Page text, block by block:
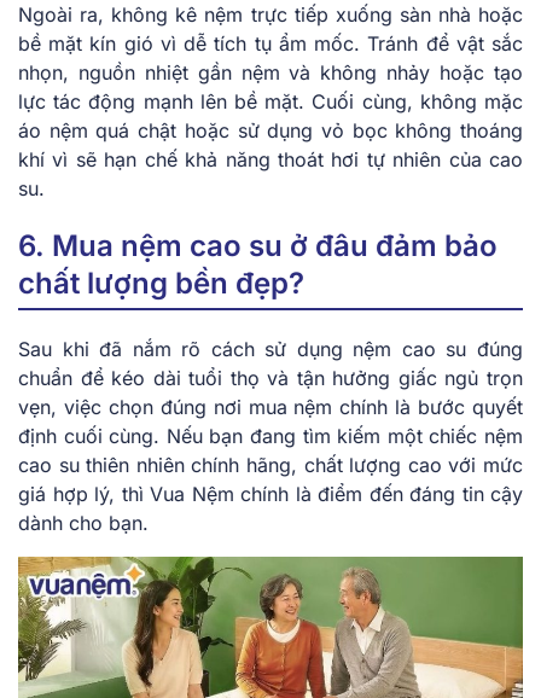
Ngoài ra, không kê nệm trực tiếp xuống sàn nhà hoặc
bề mặt kín gió vì dễ tích tụ ẩm mốc. Tránh để vật sắc
nhọn, nguồn nhiệt gần nệm và không nhảy hoặc tạo
lực tác động mạnh lên bề mặt. Cuối cùng, không mặc
áo nệm quá chật hoặc sử dụng vỏ bọc không thoáng
khí vì sẽ hạn chế khả năng thoát hơi tự nhiên của cao
su.
6. Mua nệm cao su ở đâu đảm bảo
chất lượng bền đẹp?
Sau khi đã nắm rõ cách sử dụng nệm cao su đúng
chuẩn để kéo dài tuổi thọ và tận hưởng giấc ngủ trọn
vẹn, việc chọn đúng nơi mua nệm chính là bước quyết
định cuối cùng. Nếu bạn đang tìm kiếm một chiếc nệm
cao su thiên nhiên chính hãng, chất lượng cao với mức
giá hợp lý, thì Vua Nệm chính là điểm đến đáng tin cậy
dành cho bạn.